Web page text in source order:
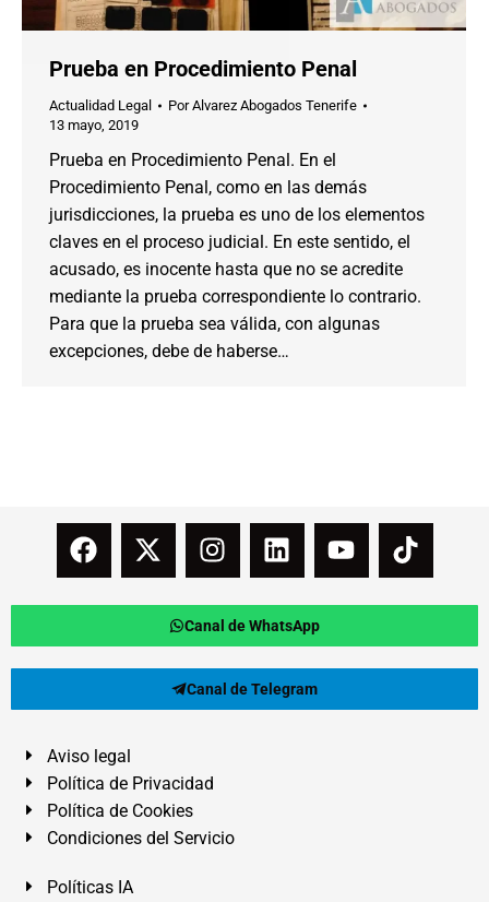
Prueba en Procedimiento Penal
Actualidad Legal PorAlvarez Abogados Tenerife
13 mayo, 2019
Prueba en Procedimiento Penal. En el
Procedimiento Penal, como en las demás
jurisdicciones, la prueba es uno de los elementos
claves en el proceso judicial. En este sentido, el
acusado, es inocente hasta que no se acredite
mediante la prueba correspondiente lo contrario.
Para que la prueba sea válida, con algunas
excepciones, debe de haberse…
Canal de WhatsApp
Canal de Telegram
Aviso legal
Política de Privacidad
Política de Cookies
Condiciones del Servicio
Políticas IA